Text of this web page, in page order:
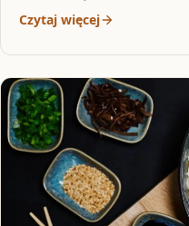
Czytaj więcej